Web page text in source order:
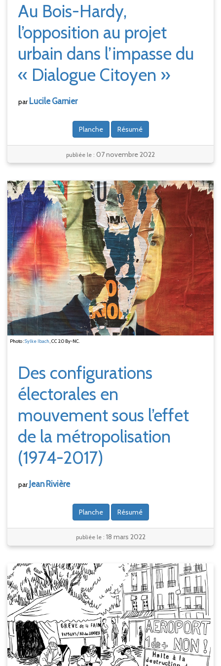
Au Bois-Hardy,
l’opposition au projet
urbain dans l’impasse du
« Dialogue Citoyen »
par LucileGarnier
Planche Résumé
publiée le : 07 novembre 2022
Photo :Sylke Ibach , CC 2.0 By-NC.
Des configurations
électorales en
mouvement sous l’effet
de la métropolisation
(1974-2017)
parJeanRivière
Planche Résumé
publiée le : 18 mars 2022